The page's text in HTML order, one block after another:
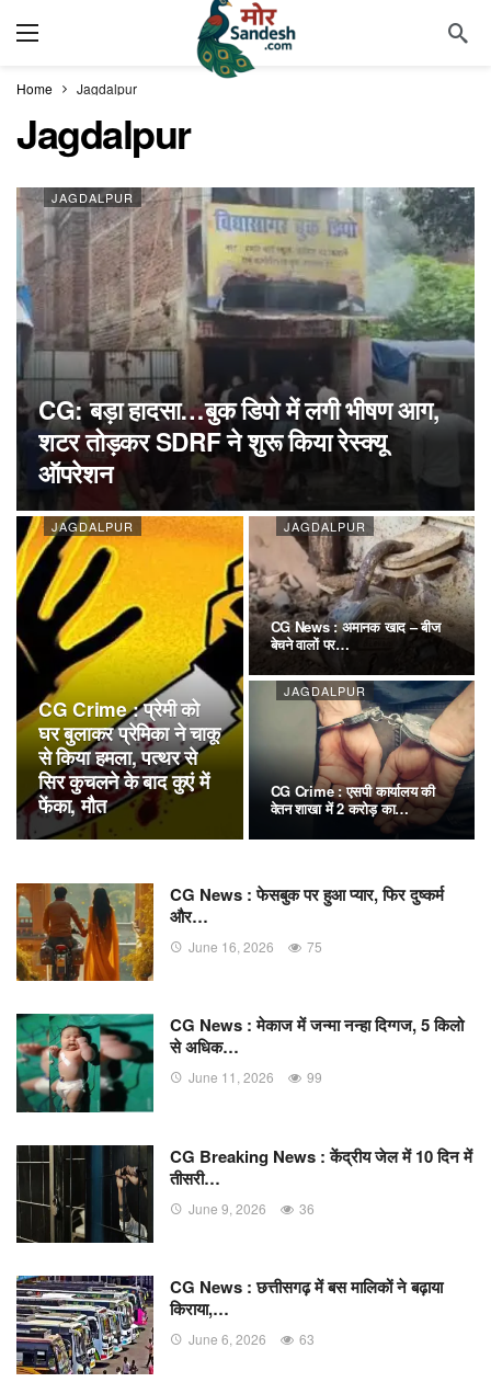
Home Jagdalpur
Jagdalpur
JAGDALPUR
CG: बड़ा हादसा…बुक डिपो में लगी भीषण आग,
शटर तोड़कर SDRF ने शुरू किया रेस्क्यू
ऑपरेशन
JAGDALPUR
CG Crime : प्रेमी को
घर बुलाकर प्रेमिका ने चाकू
से किया हमला, पत्थर से
सिर कुचलने के बाद कुएं में
फेंका, मौत
JAGDALPUR
CG News : अमानक खाद – बीज
बेचने वालों पर…
JAGDALPUR
CG Crime : एसपी कार्यालय की
वेतन शाखा में 2 करोड़ का…
CG News : फेसबुक पर हुआ प्यार, फिर दुष्कर्म
और…
June 16, 2026 75
CG News : मेकाज में जन्मा नन्हा दिग्गज, 5 किलो
से अधिक…
June 11, 2026 99
CG Breaking News : केंद्रीय जेल में 10 दिन में
तीसरी…
June 9, 2026 36
CG News : छत्तीसगढ़ में बस मालिकों ने बढ़ाया
किराया,…
June 6, 2026 63